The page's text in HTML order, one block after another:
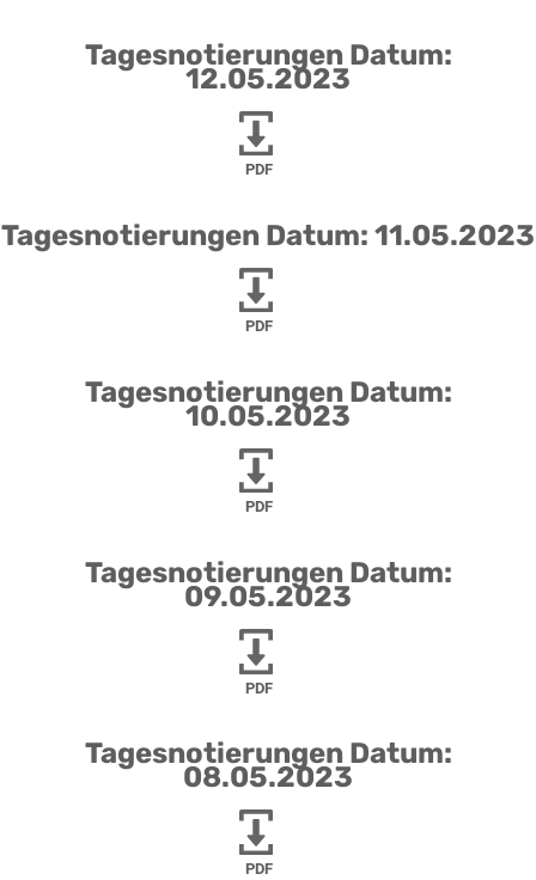
Tagesnotierungen Datum:
12.05.2023
PDF
Tagesnotierungen Datum: 11.05.2023
PDF
Tagesnotierungen Datum:
10.05.2023
PDF
Tagesnotierungen Datum:
09.05.2023
PDF
Tagesnotierungen Datum:
08.05.2023
PDF